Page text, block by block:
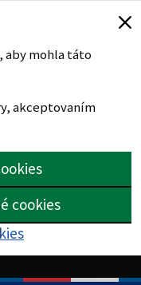
aby mohla táto
akceptovaním
cookies